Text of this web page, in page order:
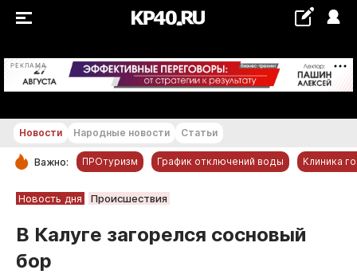
РЕКЛАМА +19...+20 °С
РУБРИКИ
Новости компаний
Новости Народные новости Статьи
Важно: ПРОтуризм График отключений воды Клиника
Новость дня Происшествия
В Калуге загорелся сосновый
бор